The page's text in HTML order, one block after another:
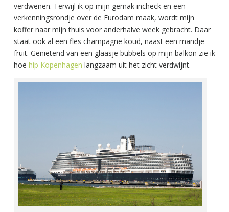
verdwenen. Terwijl ik op mijn gemak incheck en een
verkenningsrondje over de Eurodam maak, wordt mijn
koffer naar mijn thuis voor anderhalve week gebracht. Daar
staat ook al een fles champagne koud, naast een mandje
fruit. Genietend van een glaasje bubbels op mijn balkon zie ik
hoe hip Kopenhagen langzaam uit het zicht verdwijnt.